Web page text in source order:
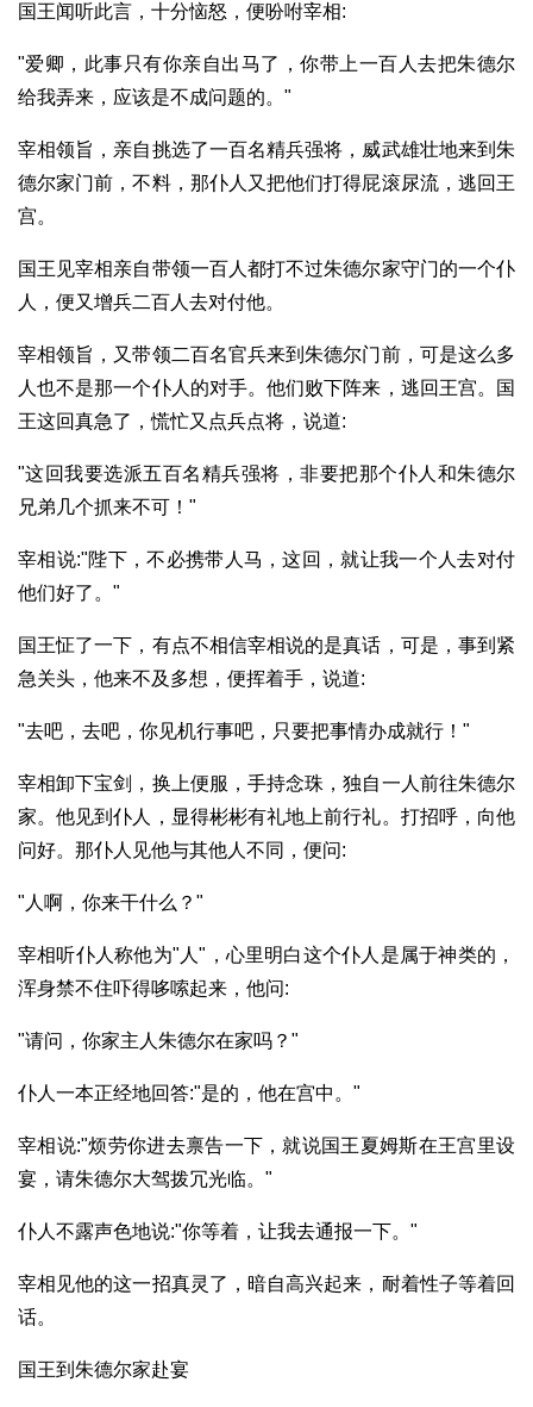
国王闻听此言，十分恼怒，便吩咐宰相:
"爱卿，此事只有你亲自出马了，你带上一百人去把朱德尔
给我弄来，应该是不成问题的。"
宰相领旨，亲自挑选了一百名精兵强将，威武雄壮地来到朱
德尔家门前，不料，那仆人又把他们打得屁滚尿流，逃回王
宫。
国王见宰相亲自带领一百人都打不过朱德尔家守门的一个仆
人，便又增兵二百人去对付他。
宰相领旨，又带领二百名官兵来到朱德尔门前，可是这么多
人也不是那一个仆人的对手。他们败下阵来，逃回王宫。国
王这回真急了，慌忙又点兵点将，说道:
"这回我要选派五百名精兵强将，非要把那个仆人和朱德尔
兄弟几个抓来不可！"
宰相说:"陛下，不必携带人马，这回，就让我一个人去对付
他们好了。"
国王怔了一下，有点不相信宰相说的是真话，可是，事到紧
急关头，他来不及多想，便挥着手，说道:
"去吧，去吧，你见机行事吧，只要把事情办成就行！"
宰相卸下宝剑，换上便服，手持念珠，独自一人前往朱德尔
家。他见到仆人，显得彬彬有礼地上前行礼。打招呼，向他
问好。那仆人见他与其他人不同，便问:
"人啊，你来干什么？"
宰相听仆人称他为"人"，心里明白这个仆人是属于神类的，
浑身禁不住吓得哆嗦起来，他问:
"请问，你家主人朱德尔在家吗？"
仆人一本正经地回答:"是的，他在宫中。"
宰相说:"烦劳你进去禀告一下，就说国王夏姆斯在王宫里设
宴，请朱德尔大驾拨冗光临。"
仆人不露声色地说:"你等着，让我去通报一下。"
宰相见他的这一招真灵了，暗自高兴起来，耐着性子等着回
话。
国王到朱德尔家赴宴